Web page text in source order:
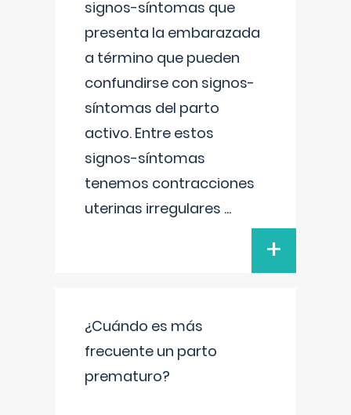
signos-síntomas que
presenta la embarazada
a término que pueden
confundirse con signos-
síntomas del parto
activo. Entre estos
signos-síntomas
tenemos contracciones
uterinas irregulares ...
+
¿Cuándo es más
frecuente un parto
prematuro?